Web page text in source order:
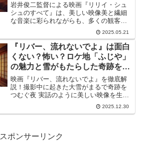
岩井俊二監督による映画『リリイ・シュ
シュのすべて』は、美しい映像美と繊細
な音楽に彩られながらも、多くの観客に
「気持ち悪い」とすら感じさせる強烈な
印象を残しました。特に、星野というキ
ャラクターの豹変には戦慄を覚える人も
多いはずです。本記事では...
2025.05.21
『リバー、流れないでよ』は面白
くない？怖い？ロケ地「ふじや」
の魅力と雪がもたらした奇跡を徹
底解説
映画『リバー、流れないでよ』を徹底解
説！撮影中に起きた大雪がまるで奇跡を
つむぐ夜 実話のように美しい映像を生み
出した背景に迫ります。面白くない？怖
い？という評判の真相やロケ地「ふじ
体験しましょう。
2025.12.30
スポンサーリンク